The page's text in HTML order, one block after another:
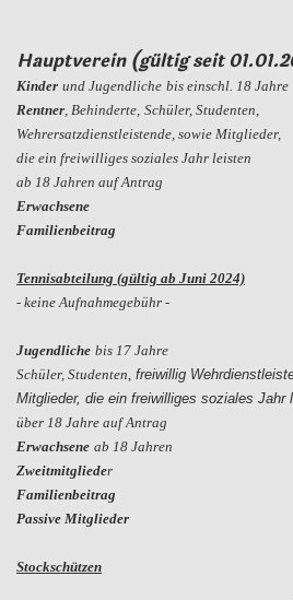
Hauptverein (gültig seit
Kinder und Jugendliche bis einschl. 18 Jahre
Rentner, Behinderte, Schüler, Studenten,
Wehrersatzdienstleistende, sowie Mitglieder,
die ein freiwilliges soziales Jahr leisten
ab 18 Jahren auf Antrag
55
Erwachsene
Familienbeitrag
140
Tennisabteilung (gültig ab Juni 2024)
- keine Aufnahmegebühr -
Jugendliche bis 17 Jahre
Schüler, Studenten, freiwillig Wehr
Mitglieder, die ein freiwilliges soziales Jahr
über 18 Jahre auf Antrag 55
Erwachsene ab 18 Jahren
95
Zweitmitglieder 55
Familienbeitrag 160
Passive
Stockschützen
13